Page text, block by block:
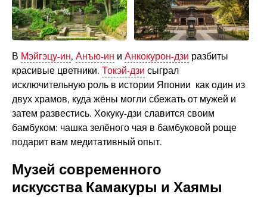
В Мэйгэцу-ин, Анъю-ин и Анкокурон-дзи разбиты
красивые цветники. Токэй-дзи сыграл
исключительную роль в истории Японии как один из
двух храмов, куда жёны могли сбежать от мужей и
затем развестись. Хокуку-дзи славится своим
бамбуком: чашка зелёного чая в бамбуковой роще
подарит вам медитативный опыт.
Музей современного
искусства Камакуры и Хаямы